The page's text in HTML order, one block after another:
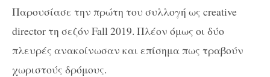
Παρουσίασε την πρώτη του συλλογή ως creative
director τη σεζόν Fall 2019. Πλέον όμως οι δύο
πλευρές ανακοίνωσαν και επίσημα πως τραβούν
χωριστούς δρόμους.